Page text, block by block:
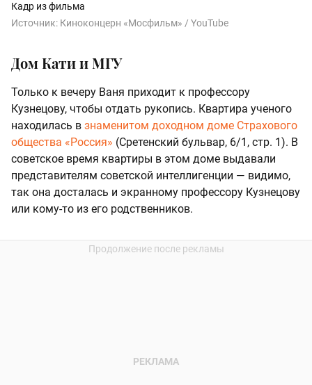
Кадр из фильма
Источник: Киноконцерн «Мосфильм» / YouTube
Дом Кати и МГУ
Только к вечеру Ваня приходит к профессору
Кузнецову, чтобы отдать рукопись. Квартира ученого
находилась в знаменитом доходном доме Страхового
общества «Россия» (Сретенский бульвар, 6/1, стр. 1). В
советское время квартиры в этом доме выдавали
представителям советской интеллигенции — видимо,
так она досталась и экранному профессору Кузнецову
или кому-то из его родственников.